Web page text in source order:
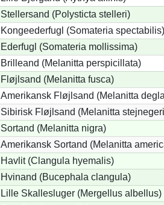
Stellersand (Polysticta stelleri)
Kongeederfugl (Somateria spectabilis)
Ederfugl (Somateria mollissima)
Brilleand (Melanitta perspicillata)
Fløjlsand (Melanitta fusca)
Amerikansk Fløjlsand (Melanitta
Sibirisk Fløjlsand (Melanitta
Sortand (Melanitta nigra)
Amerikansk Sortand (Melanitta
Havlit (Clangula hyemalis)
Hvinand (Bucephala clangula)
Lille Skallesluger (Mergellus albellus)